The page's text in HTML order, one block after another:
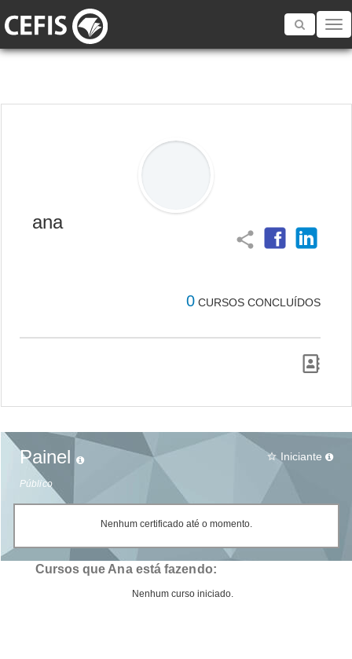
Toggle
ana
share
0 CURSOS CONCLUÍDOS
Painel
Público
star_border Iniciante
Nenhum certificado até o momento.
Cursos que Ana está fazendo:
Nenhum curso iniciado.